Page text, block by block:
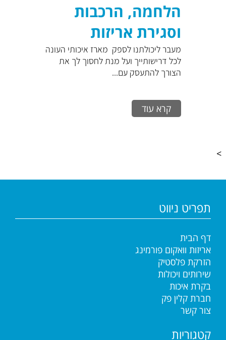
הלחמה, הרכבות
וסגירת אריזות
בחדרים נקיים
מעבר ליכולתנו לספק מארז איכותי העונה
לכל דרישותייך ועל מנת לחסוך לך את
הצורך להתעסק עם...
קרא עוד
>
תפריט ניווט
דף הבית
אריזות וואקום פורמינג
הזרקת פלסטיק
שירותים ויכולות
בקרת איכות
חברת קלין פק
צור קשר
קטגוריות